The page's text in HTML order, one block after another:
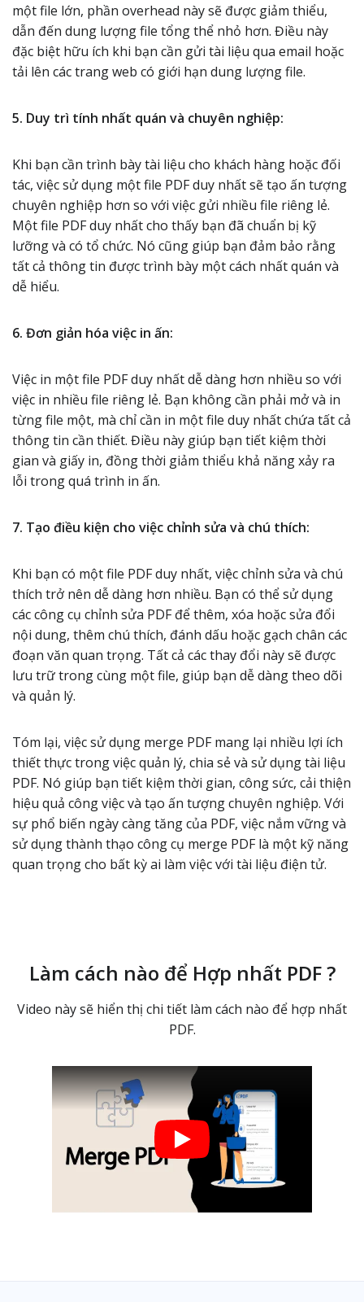
một file lớn, phần overhead này sẽ được giảm thiểu,
dẫn đến dung lượng file tổng thể nhỏ hơn. Điều này
đặc biệt hữu ích khi bạn cần gửi tài liệu qua email hoặc
tải lên các trang web có giới hạn dung lượng file.
5. Duy trì tính nhất quán và chuyên nghiệp:
Khi bạn cần trình bày tài liệu cho khách hàng hoặc đối
tác, việc sử dụng một file PDF duy nhất sẽ tạo ấn tượng
chuyên nghiệp hơn so với việc gửi nhiều file riêng lẻ.
Một file PDF duy nhất cho thấy bạn đã chuẩn bị kỹ
lưỡng và có tổ chức. Nó cũng giúp bạn đảm bảo rằng
tất cả thông tin được trình bày một cách nhất quán và
dễ hiểu.
6. Đơn giản hóa việc in ấn:
Việc in một file PDF duy nhất dễ dàng hơn nhiều so với
việc in nhiều file riêng lẻ. Bạn không cần phải mở và in
từng file một, mà chỉ cần in một file duy nhất chứa tất cả
thông tin cần thiết. Điều này giúp bạn tiết kiệm thời
gian và giấy in, đồng thời giảm thiểu khả năng xảy ra
lỗi trong quá trình in ấn.
7. Tạo điều kiện cho việc chỉnh sửa và chú thích:
Khi bạn có một file PDF duy nhất, việc chỉnh sửa và chú
thích trở nên dễ dàng hơn nhiều. Bạn có thể sử dụng
các công cụ chỉnh sửa PDF để thêm, xóa hoặc sửa đổi
nội dung, thêm chú thích, đánh dấu hoặc gạch chân các
đoạn văn quan trọng. Tất cả các thay đổi này sẽ được
lưu trữ trong cùng một file, giúp bạn dễ dàng theo dõi
và quản lý.
Tóm lại, việc sử dụng merge PDF mang lại nhiều lợi ích
thiết thực trong việc quản lý, chia sẻ và sử dụng tài liệu
PDF. Nó giúp bạn tiết kiệm thời gian, công sức, cải thiện
hiệu quả công việc và tạo ấn tượng chuyên nghiệp. Với
sự phổ biến ngày càng tăng của PDF, việc nắm vững và
sử dụng thành thạo công cụ merge PDF là một kỹ năng
quan trọng cho bất kỳ ai làm việc với tài liệu điện tử.
Làm cách nào để Hợp nhất PDF ?
Video này sẽ hiển thị chi tiết làm cách nào để hợp nhất
PDF.